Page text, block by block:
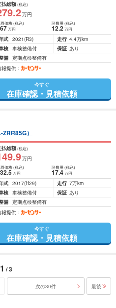
払総額(税込)
.2万円
価格(税込)
万円
諸費用 (税込)
12.2 万円
式 2021(R3) 走行 4.4万km
検 車検整備付 保証 あり
備 定期点検整備有
報提供：
今すぐ
在庫確認・見積依頼
ZRR85G）
払総額(税込)
.9万円
価格(税込)
.5万円
諸費用 (税込)
17.4 万円
式 2017(H29) 走行 7万km
検 車検整備付 保証 あり
備 定期点検整備有
報提供：
今すぐ
在庫確認・見積依頼
1 / 3
次の30件 最後